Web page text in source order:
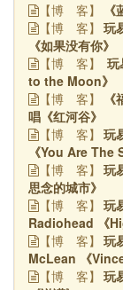
【博 客】
【博 客】
玩
《如果没有你》
【博 客】
to the Moon》
【博 客】
唱《红河谷》
【博 客】
玩
《You Are
【博 客】
玩
思念的城市》
【博 客】
玩
Radiohead 《
【博 客】
玩
McLean 《
【博 客】
玩